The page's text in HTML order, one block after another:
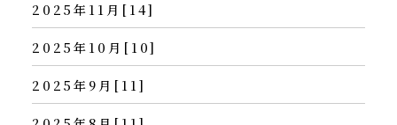
2025年11月[14]
2025年10月[10]
2025年9月[11]